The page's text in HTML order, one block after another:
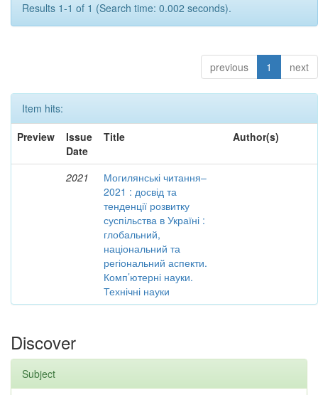
Results 1-1 of 1 (Search time: 0.002 seconds).
previous 1 next
Item hits:
Preview
Issue
Date
Title Author(s)
2021
Могилянські читання–
2021 : досвід та
тенденції розвитку
суспільства в Україні :
глобальний,
національний та
регіональний аспекти.
Комп’ютерні науки.
Технічні науки
Discover
Subject